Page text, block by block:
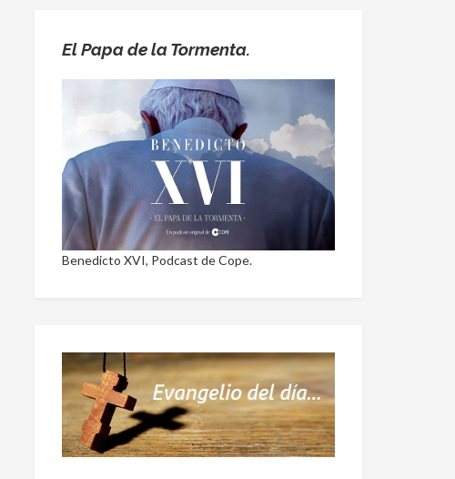
El Papa de la Tormenta.
Benedicto XVI, Podcast de Cope.